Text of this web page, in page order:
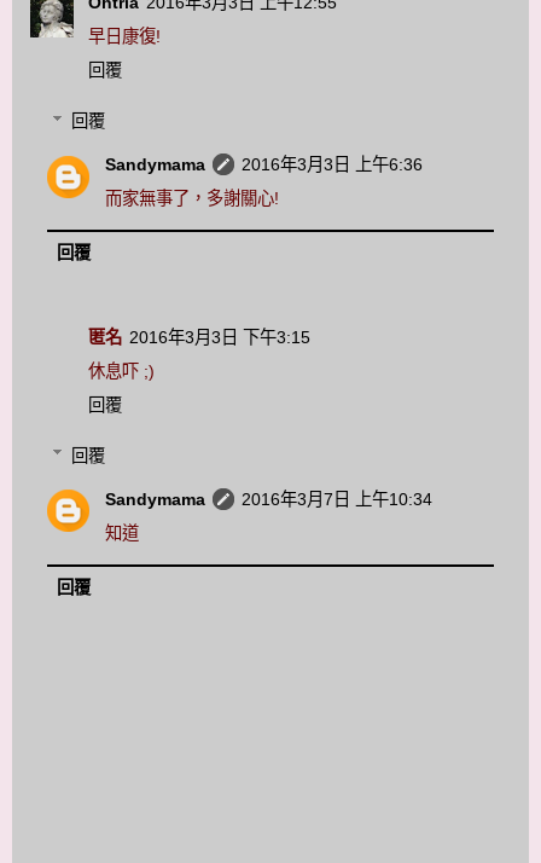
早日康復!
回覆
回覆
Sandymama
2016年3月3日 上午6:36
而家無事了，多謝關心!
回覆
匿名 2016年3月3日 下午3:15
休息吓 ;)
回覆
回覆
Sandymama
2016年3月7日 上午10:34
知道
回覆